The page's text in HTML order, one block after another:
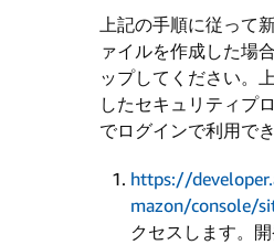
上記の手順に従って
ァイルを作成した場
ップしてください。
したセキュリティプ
でログインで利用で
https://
mazon/console/
クセスします。